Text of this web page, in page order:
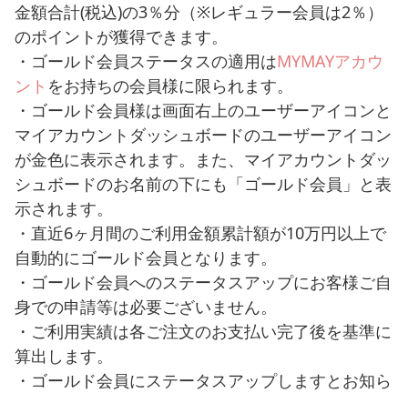
金額合計(税込)の3％分（※レギュラー会員は2％）
のポイントが獲得できます。
・ゴールド会員ステータスの適用はMYMAYアカウ
ント をお持ちの会員様に限られます。
・ゴールド会員様は画面右上のユーザーアイコンと
マイアカウントダッシュボードのユーザーアイコン
が金色に表示されます。また、マイアカウントダッ
シュボードのお名前の下にも「ゴールド会員」と表
示されます。
・直近6ヶ月間のご利用金額累計額が10万円以上で
自動的にゴールド会員となります。
・ゴールド会員へのステータスアップにお客様ご自
身での申請等は必要ございません。
・ご利用実績は各ご注文のお支払い完了後を基準に
算出します。
・ゴールド会員にステータスアップしますとお知ら